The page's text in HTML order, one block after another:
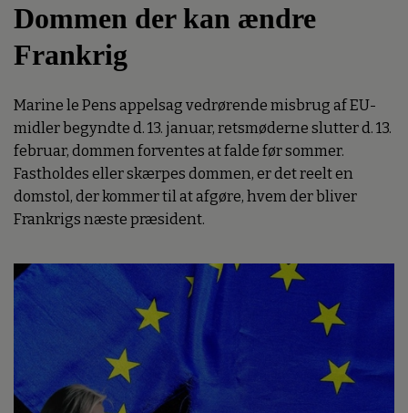
Dommen der kan ændre
Frankrig
Marine le Pens appelsag vedrørende misbrug af EU-
midler begyndte d. 13. januar, retsmøderne slutter d. 13.
februar, dommen forventes at falde før sommer.
Fastholdes eller skærpes dommen, er det reelt en
domstol, der kommer til at afgøre, hvem der bliver
Frankrigs næste præsident.